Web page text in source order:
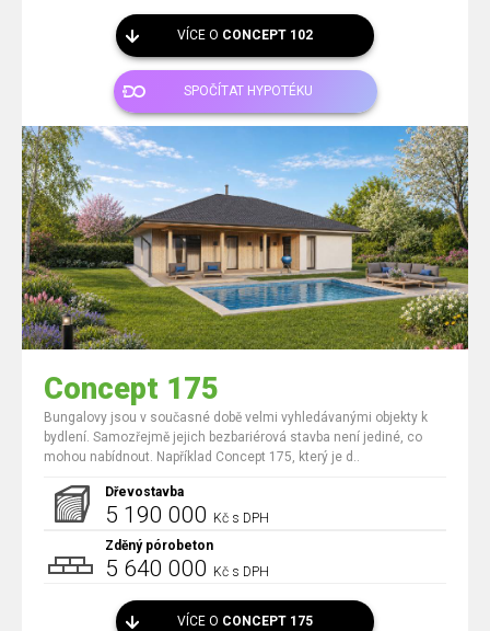
VÍCE O CONCEPT 102
SPOČÍTAT HYPOTÉKU
Concept 175
Bungalovy jsou v současné době velmi vyhledávanými objekty k
bydlení. Samozřejmě jejich bezbariérová stavba není jediné, co
mohou nabídnout. Například Concept 175, který je d..
Dřevostavba
5 190 000 Kč s DPH
Zděný pórobeton
5 640 000 Kč s DPH
VÍCE O CONCEPT 175